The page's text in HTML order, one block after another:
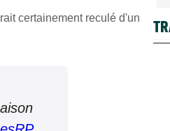
certainement reculé d'un